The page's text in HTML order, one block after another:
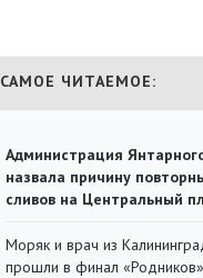
САМОЕ ЧИТАЕМОЕ:
Администрация
назвала причину
сливов на Центральный
Моряк и врач из
прошли в финал «Родников»